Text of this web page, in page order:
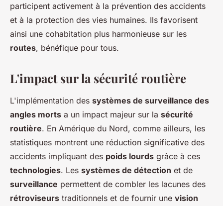
participent activement à la prévention des accidents
et à la protection des vies humaines. Ils favorisent
ainsi une cohabitation plus harmonieuse sur les
routes, bénéfique pour tous.
L'impact sur la sécurité routière
L'implémentation des systèmes de surveillance des
angles morts a un impact majeur sur la sécurité
routière. En Amérique du Nord, comme ailleurs, les
statistiques montrent une réduction significative des
accidents impliquant des poids lourds grâce à ces
technologies. Les systèmes de détection et de
surveillance permettent de combler les lacunes des
rétroviseurs traditionnels et de fournir une vision